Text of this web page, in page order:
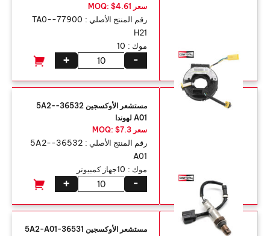
سعر MOQ: $4.61
رقم المنتج الأصلي :
77900-TA0-
H21
موك : 10
+ -
مستشعر الأوكسجين 36532-5A2-
A01 لهوندا
سعر MOQ: $7.3
رقم المنتج الأصلي :
36532-5A2-
A01
موك : 10جهاز كمبيوتر
+ -
مستشعر الأوكسجين 36531-5A2-A01